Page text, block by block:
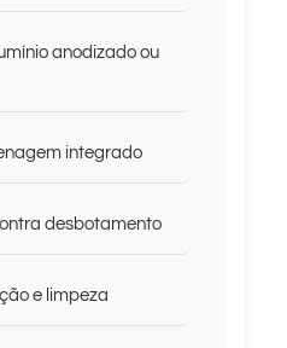
anodizado ou
integrado
desbotamento
e limpeza